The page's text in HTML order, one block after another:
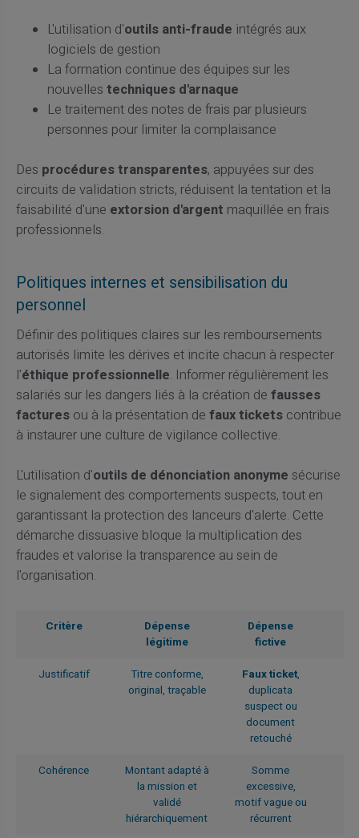
L'utilisation d'outils anti-fraude intégrés aux
logiciels de gestion
La formation continue des équipes sur les
nouvelles techniques d'arnaque
Le traitement des notes de frais par plusieurs
personnes pour limiter la complaisance
Des procédures transparentes, appuyées sur des
circuits de validation stricts, réduisent la tentation et la
faisabilité d'une extorsion d'argent maquillée en frais
professionnels.
Politiques internes et sensibilisation du
personnel
Définir des politiques claires sur les remboursements
autorisés limite les dérives et incite chacun à respecter
l'éthique professionnelle. Informer régulièrement les
salariés sur les dangers liés à la création de fausses
facturesou à la présentation de faux ticketscontribue
à instaurer une culture de vigilance collective.
L'utilisation d'outils de dénonciation anonyme sécurise
le signalement des comportements suspects, tout en
garantissant la protection des lanceurs d'alerte. Cette
démarche dissuasive bloque la multiplication des
fraudes et valorise la transparence au sein de
l'organisation.
Critère
Dépense
légitime
Dépense
fictive
Justificatif
Titre conforme,
original, traçable
Faux ticket,
duplicata
suspect ou
document
retouché
Cohérence
Montant adapté à
la mission et
validé
hiérarchiquement
Somme
excessive,
motif vague ou
récurrent